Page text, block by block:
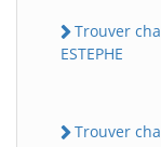
Trouver
ESTEPHE
Trouver